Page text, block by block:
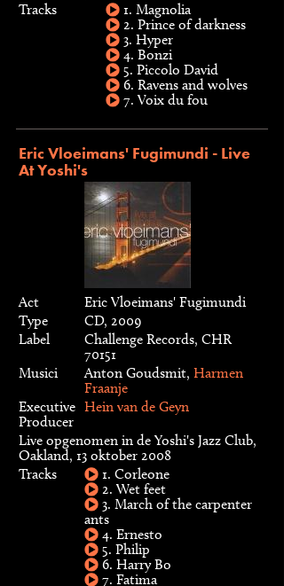
Tracks
1. Magnolia
2. Prince of darkness
3. Hyper
4. Bonzi
5. Piccolo David
6. Ravens and wolves
7. Voix du fou
Eric Vloeimans' Fugimundi - Live
At Yoshi's
Act
Eric Vloeimans' Fugimundi
Type
CD, 2009
Label
Challenge Records, CHR
70151
Musici
Anton Goudsmit, Harmen
Fraanje
Executive
Producer
Hein van de Geyn
Live opgenomen in de Yoshi's Jazz Club,
Oakland, 13 oktober 2008
Tracks
1. Corleone
2. Wet feet
3. March of the carpenter
ants
4. Ernesto
5. Philip
6. Harry Bo
7. Fatima